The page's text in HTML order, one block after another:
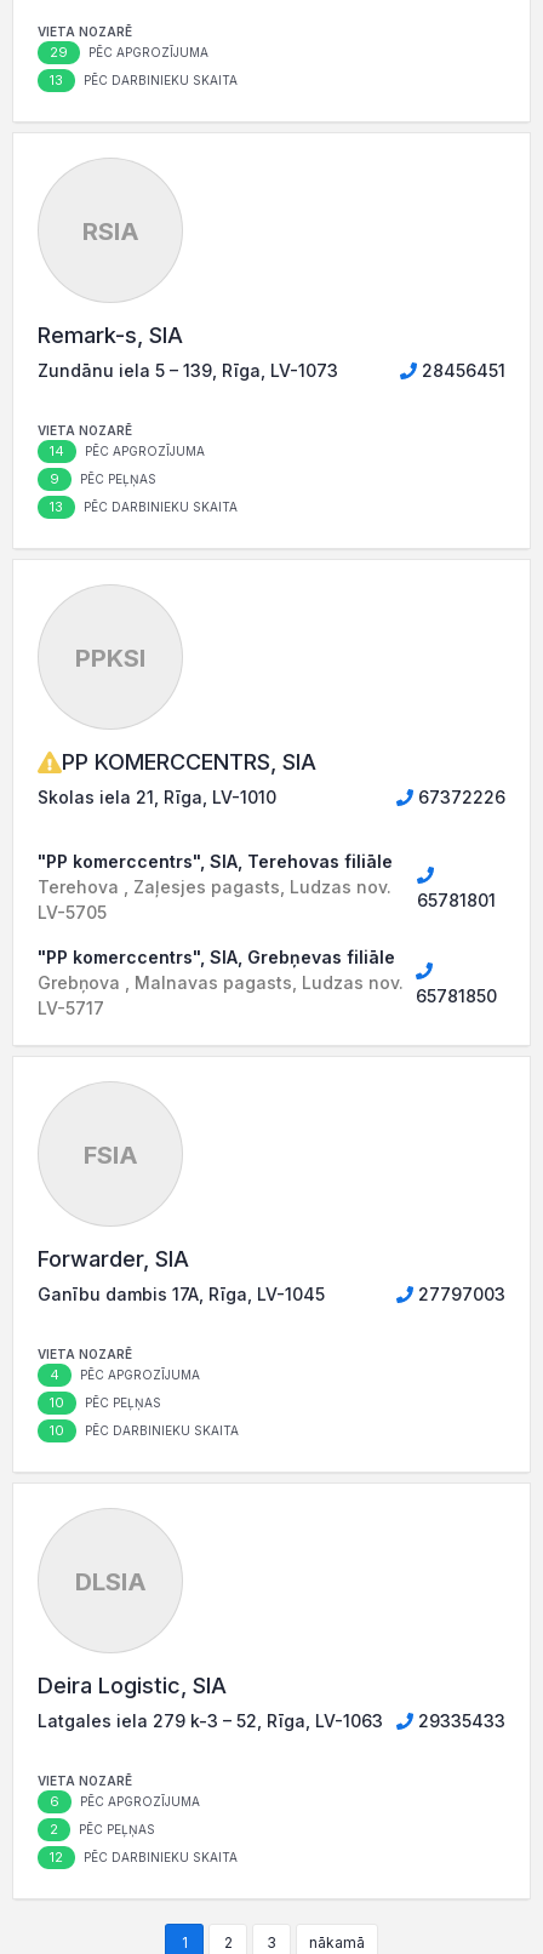
VIETA NOZARĒ
29 PĒC APGROZĪJUMA
13 PĒC DARBINIEKU SKAITA
RSIA
Remark-s, SIA
Zundānu iela 5 – 139, Rīga, LV-1073 28456451
VIETA NOZARĒ
14 PĒC APGROZĪJUMA
9 PĒC PEĻŅAS
13 PĒC DARBINIEKU SKAITA
PPKSI
PP KOMERCCENTRS, SIA
Skolas iela 21, Rīga, LV-1010 67372226
"PP komerccentrs", SIA, Terehovas filiāle
Terehova , Zaļesjes pagasts, Ludzas nov.
LV-5705
65781801
"PP komerccentrs", SIA, Grebņevas filiāle
Grebņova , Malnavas pagasts, Ludzas nov.
LV-5717
65781850
FSIA
Forwarder, SIA
Ganību dambis 17A, Rīga, LV-1045 27797003
VIETA NOZARĒ
4 PĒC APGROZĪJUMA
10 PĒC PEĻŅAS
10 PĒC DARBINIEKU SKAITA
DLSIA
Deira Logistic, SIA
Latgales iela 279 k-3 – 52, Rīga, LV-1063 29335433
VIETA NOZARĒ
6 PĒC APGROZĪJUMA
2 PĒC PEĻŅAS
12 PĒC DARBINIEKU SKAITA
1 2 3 nākamā